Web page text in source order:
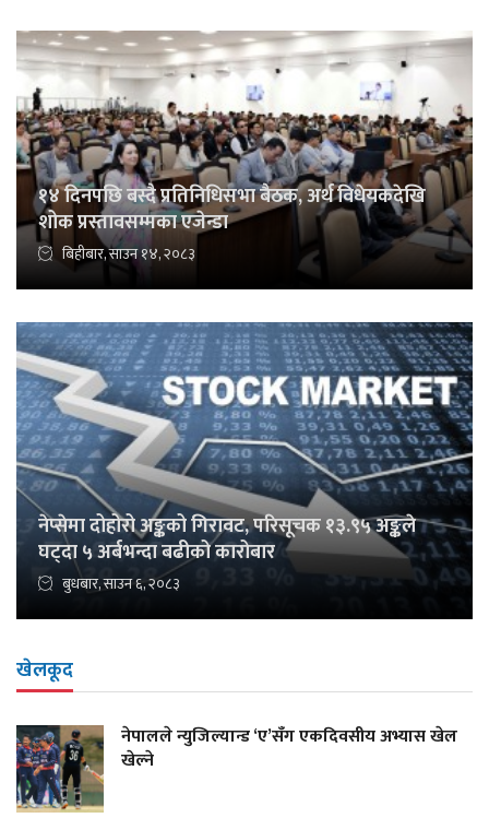
१४ दिनपछि बस्दै प्रतिनिधिसभा बैठक, अर्थ विधेयकदेखि
शोक प्रस्तावसम्मका एजेन्डा
बिहीबार, साउन १४, २०८३
नेप्सेमा दोहोरो अङ्कको गिरावट, परिसूचक १३.९५ अङ्कले
घट्दा ५ अर्बभन्दा बढीको कारोबार
बुधबार, साउन ६, २०८३
खेलकूद
नेपालले न्युजिल्यान्ड ‘ए’सँग एकदिवसीय अभ्यास खेल
खेल्ने